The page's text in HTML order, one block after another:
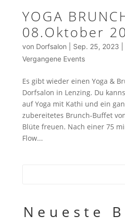
YOGA
08.Oktober
von Dorfsalon Sep. 25, 2023
Vergangene Events
Es gibt wieder einen Yoga &
Dorfsalon in Lenzing. Du
auf Yoga mit Kathi und ein
zubereitetes Brunch-Buffet
Blüte freuen. Nach einer 75
Flow...
Neueste